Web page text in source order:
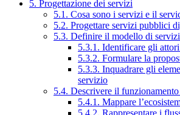
5. Progettazione dei servizi
5.1. Cosa sono i servizi e il
5.2. Progettare servizi pubblici
5.3. Definire il modello di
5.3.1. Identificare gli
5.3.2. Formulare la
5.3.3. Inquadrare gli
servizio
5.4. Descrivere il
5.4.1. Mappare
5.4.2. Rappresentare i